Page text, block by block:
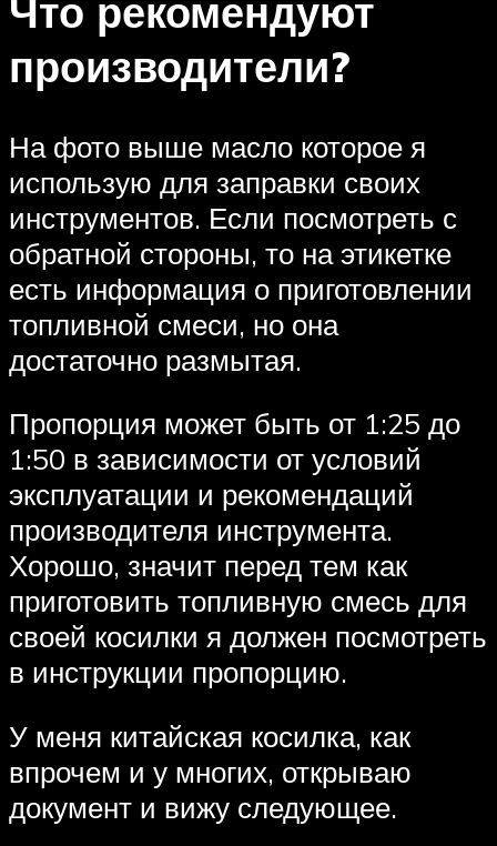
Что рекомендуют
производители?
На фото выше масло которое я
использую для заправки своих
инструментов. Если посмотреть с
обратной стороны, то на этикетке
есть информация о приготовлении
топливной смеси, но она
достаточно размытая.
Пропорция может быть от 1:25 до
1:50 в зависимости от условий
эксплуатации и рекомендаций
производителя инструмента.
Хорошо, значит перед тем как
приготовить топливную смесь для
своей косилки я должен посмотреть
в инструкции пропорцию.
У меня китайская косилка, как
впрочем и у многих, открываю
документ и вижу следующее.